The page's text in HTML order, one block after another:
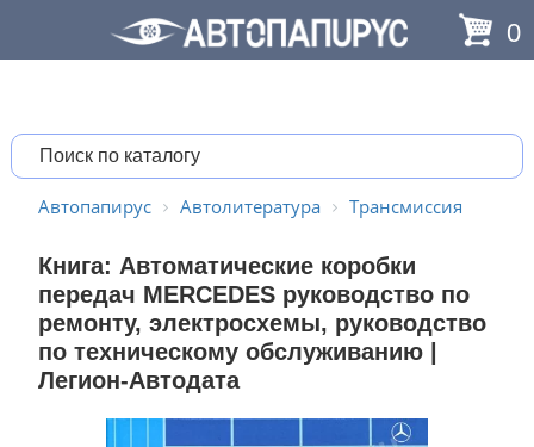
0
Автопапирус Автолитература Трансмиссия
Книга: Автоматические коробки
передач MERCEDES руководство по
ремонту, электросхемы, руководство
по техническому обслуживанию |
Легион-Aвтодата